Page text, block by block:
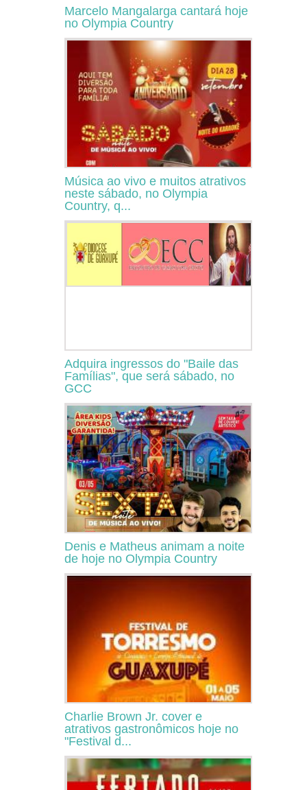
Marcelo Mangalarga cantará hoje
no Olympia Country
Música ao vivo e muitos atrativos
neste sábado, no Olympia
Country, q...
Adquira ingressos do "Baile das
Famílias", que será sábado, no
GCC
Denis e Matheus animam a noite
de hoje no Olympia Country
Charlie Brown Jr. cover e
atrativos gastronômicos hoje no
"Festival d...